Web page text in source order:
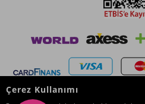
Çerez Kullanımı